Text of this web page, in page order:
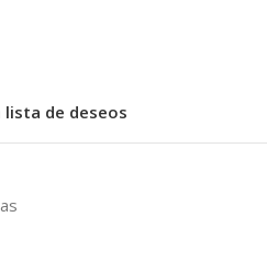
lista de deseos